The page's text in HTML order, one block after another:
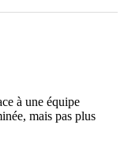
à une équipe
mais pas plus